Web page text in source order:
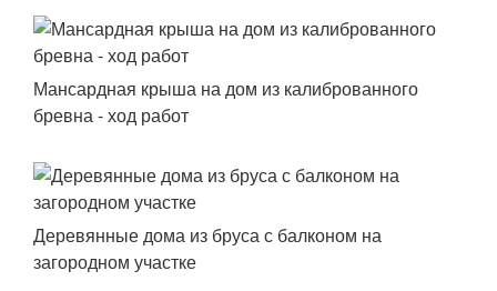
Мансардная крыша на дом из калиброванного
бревна - ход работ
Деревянные дома из бруса с балконом на
загородном участке